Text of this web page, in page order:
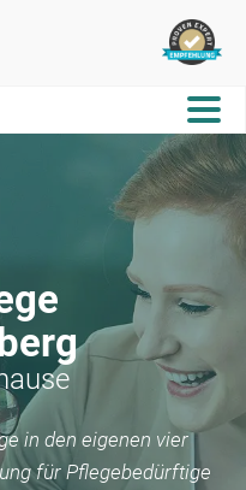
in den eigenen vier
für Pflegebedürftige